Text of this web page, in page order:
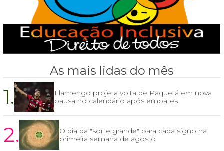
As mais lidas do mês
1.
Flamengo projeta volta de Paquetá em nova
pausa no calendário após empates
2.
O dia da "sorte grande" para cada signo na
primeira semana de agosto